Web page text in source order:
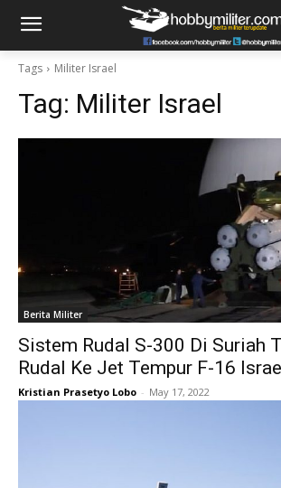
Tags Militer Israel
Tag: Militer Israel
Berita Militer
Sistem Rudal S-300 Di Suriah
Rudal Ke Jet Tempur F-16
Kristian Prasetyo Lobo - May 17, 2022